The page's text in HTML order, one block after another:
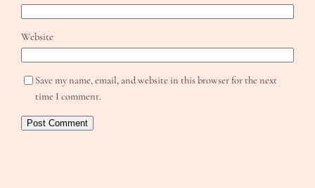
Website
Save my name, email, and website in this browser for the next
time I comment.